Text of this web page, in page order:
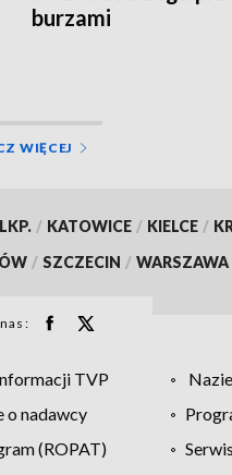
burzami
WIĘCEJ
/ KATOWICE / KIELCE /
/ SZCZECIN / WARSZAWA
TVP
o nadawcy
(ROPAT)